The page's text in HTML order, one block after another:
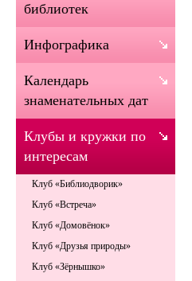
библиотек
Инфографика
Календарь
знаменательных дат
Клубы и кружки по
интересам
Клуб «Библиодворик»
Клуб «Встреча»
Клуб «Домовёнок»
Клуб «Друзья природы»
Клуб «Зёрнышко»